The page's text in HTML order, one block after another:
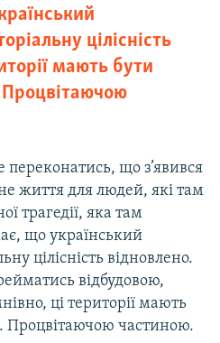
цілісність
мають бути
що з’явився
життя для людей, які там
трагедії, яка там
що український
цілісність відновлено.
відбудовою,
ці території мають
Процвітаючою частиною.